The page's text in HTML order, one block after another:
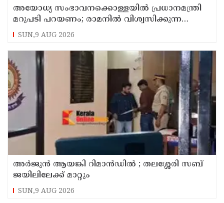
അയോധ്യ സംഭാവനക്കൊള്ളയില്‍ പ്രധാനമന്ത്രി
മറുപടി പറയണം; രാമനില്‍ വിശ്വസിക്കുന്ന
സാധാരണക്കാര്‍ ആശങ്കാകുലരാണെന്ന് ഖാര്‍ഗെ
SUN,9 AUG 2026
അര്‍ജുന്‍ ആയങ്കി റിമാന്‍ഡില്‍ ; തലശ്ശേരി സബ്
ജയിലിലേക്ക് മാറ്റും
SUN,9 AUG 2026